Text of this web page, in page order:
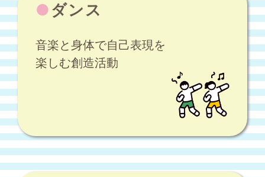
●ダンス
音楽と身体で自己表現を
楽しむ創造活動